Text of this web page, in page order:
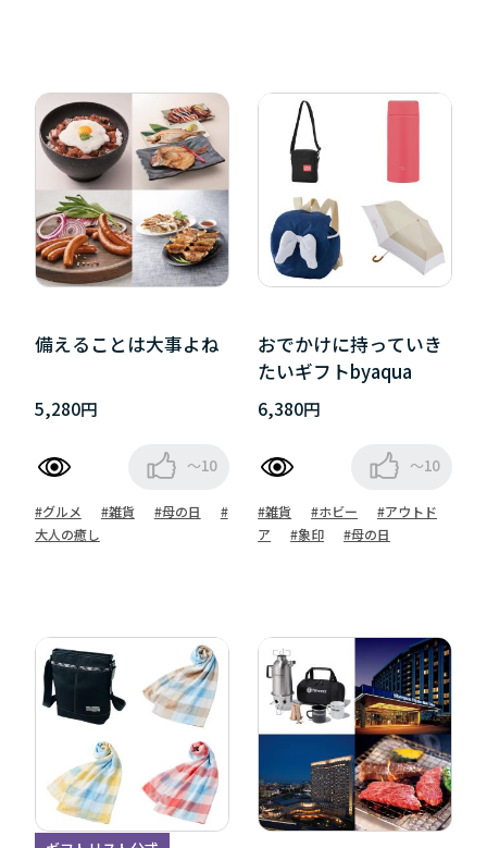
備えることは大事よね
5,280円
～10
#グルメ #雑貨 #母の日
#
大人の癒し
おでかけに持っていき
たいギフトbyaqua
6,380円
～10
#雑貨 #ホビー
#アウトド
ア
#象印 #母の日